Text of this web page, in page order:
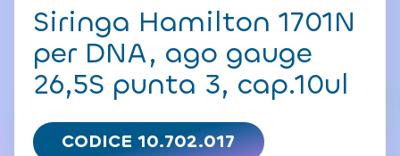
Siringa Hamilton 1701N
per DNA, ago gauge
26,5S punta 3, cap.10ul
CODICE 10.702.017